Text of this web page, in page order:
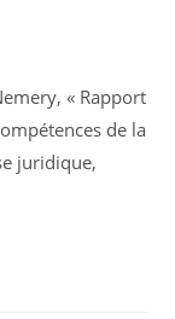
« Rapport
de la
juridique,